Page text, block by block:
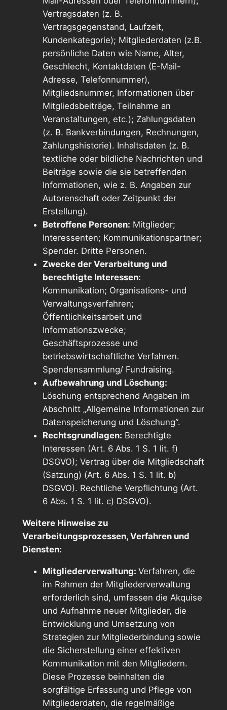
Vertragsdaten (z. B.
Vertragsgegenstand, Laufzeit,
Kundenkategorie); Mitgliederdaten (z.B.
persönliche Daten wie Name, Alter,
Geschlecht, Kontaktdaten (E-Mail-
Adresse, Telefonnummer),
Mitgliedsnummer, Informationen über
Mitgliedsbeiträge, Teilnahme an
Veranstaltungen, etc.); Zahlungsdaten
(z. B. Bankverbindungen, Rechnungen,
Zahlungshistorie). Inhaltsdaten (z. B.
textliche oder bildliche Nachrichten und
Beiträge sowie die sie betreffenden
Informationen, wie z. B. Angaben zur
Autorenschaft oder Zeitpunkt der
Erstellung).
Betroffene Personen: Mitglieder;
Interessenten; Kommunikationspartner;
Spender. Dritte Personen.
Zwecke der Verarbeitung und
berechtigte Interessen:
Kommunikation; Organisations- und
Verwaltungsverfahren;
Öffentlichkeitsarbeit und
Informationszwecke;
Geschäftsprozesse und
betriebswirtschaftliche Verfahren.
Spendensammlung/ Fundraising.
Aufbewahrung und Löschung:
Löschung entsprechend Angaben im
Abschnitt „Allgemeine Informationen zur
Datenspeicherung und Löschung“.
Rechtsgrundlagen: Berechtigte
Interessen (Art. 6 Abs. 1 S. 1 lit. f)
DSGVO); Vertrag über die Mitgliedschaft
(Satzung) (Art. 6 Abs. 1 S. 1 lit. b)
DSGVO). Rechtliche Verpflichtung (Art.
6 Abs. 1 S. 1 lit. c) DSGVO).
Weitere Hinweise zu
Verarbeitungsprozessen, Verfahren und
Diensten:
Mitgliederverwaltung: Verfahren, die
im Rahmen der Mitgliederverwaltung
erforderlich sind, umfassen die Akquise
und Aufnahme neuer Mitglieder, die
Entwicklung und Umsetzung von
Strategien zur Mitgliederbindung sowie
die Sicherstellung einer effektiven
Kommunikation mit den Mitgliedern.
Diese Prozesse beinhalten die
sorgfältige Erfassung und Pflege von
Mitgliederdaten, die regelmäßige